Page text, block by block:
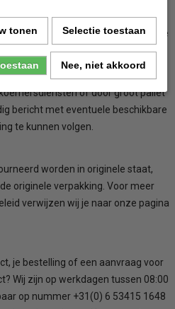
voordat je gaat bestellen, neem
Voor meer informatie bekijk je onze
of door groot pallet
bericht met eventuele beschikbare
te kunnen volgen.
worden in originele staat,
originele verpakking. Voor meer
verwijzen wij je naar onze pagina
je bestelling of een aanvraag voor
Wij zijn op werkdagen tussen 08:00
op nummer +31(0) 6 53415 1648
tonen Selectie toestaan
Nee, niet akkoord